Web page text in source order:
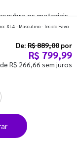
os materiais
o segundo
XL4 - Masculino - Tecido Favo
De: R$ 889,00 por
R$ 799,99
R$ 266,66 sem juros